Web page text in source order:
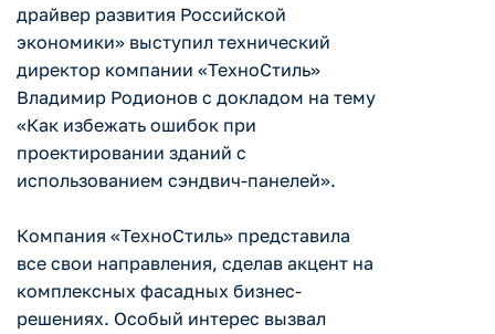
драйвер развития Российской
экономики» выступил технический
директор компании «ТехноСтиль»
Владимир Родионов с докладом на тему
«Как избежать ошибок при
проектировании зданий с
использованием сэндвич-панелей».
Компания «ТехноСтиль» представила
все свои направления, сделав акцент на
комплексных фасадных бизнес-
решениях. Особый интерес вызвал